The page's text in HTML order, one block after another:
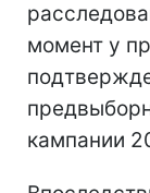
момент у
кампании